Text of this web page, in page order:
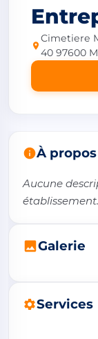
Cimetiere
40 97600
À propos
Aucune
établissement.
Galerie
Services